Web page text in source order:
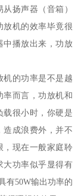
扬声器（音箱）
放机的效率毕竟很
中播放出来，功放
机的功率是不是越
率而言，功放机和
载很小时，你硬是
造成浪费外，并不
，现在一般家庭聆
大功率似乎显得有
有50W输出功率的